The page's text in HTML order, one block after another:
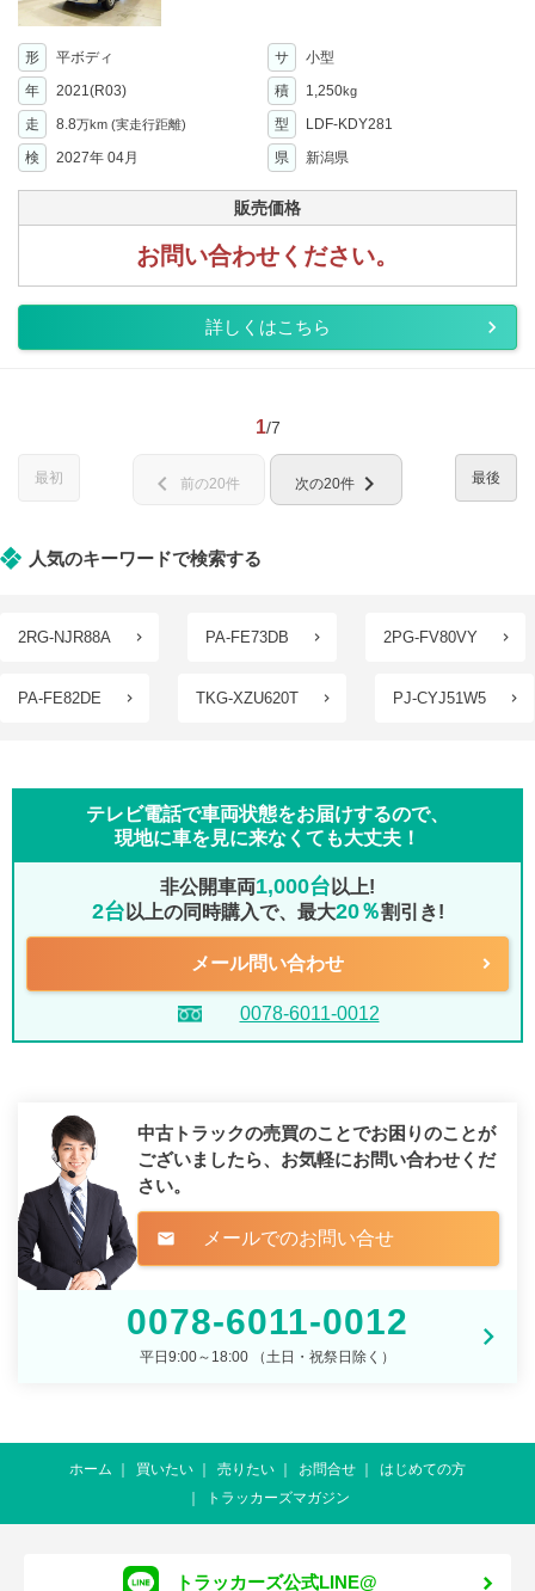
形 平ボディ サ
小型
年
2021(R03) 積 1,250kg
走 8.8万km (実走行距離) 型
LDF-KDY281
検
2027年 04月 県 新潟県
販売価格
お問い合わせください。
詳しくはこちら
1/7
最初 最後
chevron_left 前の20件 次の20件 chevron_right
人気のキーワードで検索する
2RG-NJR88A PA-FE73DB 2PG-FV80VY
PA-FE82DE TKG-XZU620T PJ-CYJ51W5
テレビ電話で車両状態をお届けするので、
現地に車を見に来なくても大丈夫！
非公開車両1,000台 以上!
2台 以上の同時購入で、最大20％割引き!
メール問い合わせ
0078-6011-0012
中古トラックの売買のことでお困りのことが
ございましたら、 お気軽にお問い合わせくだ
さい。
mail メールでのお問い合せ
0078-6011-0012
平日9:00～18:00 （土日・祝祭日除く）
ホーム 買いたい 売りたい お問合せ
はじめての方
トラッカーズマガジン
トラッカーズ公式LINE@